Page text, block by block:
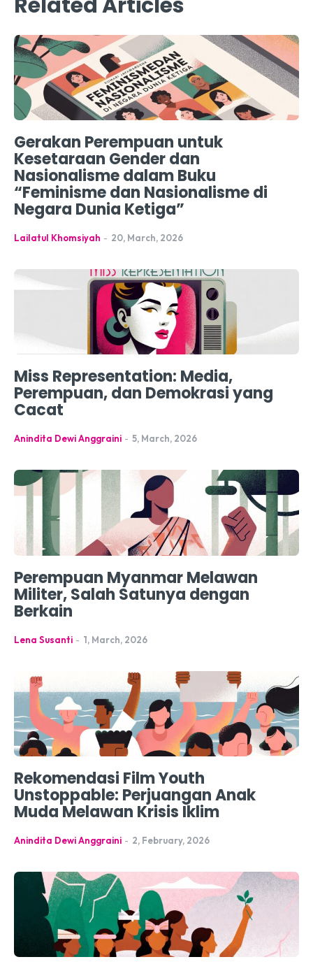
Gerakan Perempuan untuk
Kesetaraan Gender dan
Nasionalisme dalam Buku
“Feminisme dan Nasionalisme di
Negara Dunia Ketiga”
Lailatul Khomsiyah - 20, March, 2026
Miss Representation: Media,
Perempuan, dan Demokrasi yang
Cacat
Anindita Dewi Anggraini - 5, March, 2026
Perempuan Myanmar Melawan
Militer, Salah Satunya dengan
Berkain
Lena Susanti - 1, March, 2026
Rekomendasi Film Youth
Unstoppable: Perjuangan Anak
Muda Melawan Krisis Iklim
Anindita Dewi Anggraini - 2, February, 2026